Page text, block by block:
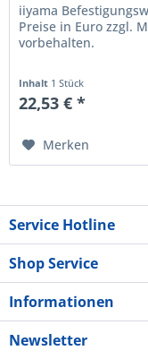
iiyama
Preise in Euro zzgl.
vorbehalten.
Inhalt 1 Stück
22,53 € *
Merken
Service Hotline
Shop Service
Informationen
Newsletter